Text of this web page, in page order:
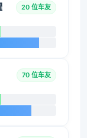
20 位车友
70 位车友